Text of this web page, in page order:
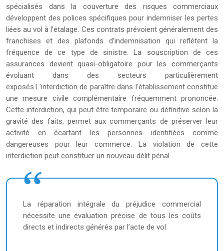
spécialisés dans la couverture des risques commerciaux
développent des polices spécifiques pour indemniser les pertes
liées au vol à l’étalage. Ces contrats prévoient généralement des
franchises et des plafonds d’indemnisation qui reflètent la
fréquence de ce type de sinistre. La souscription de ces
assurances devient quasi-obligatoire pour les commerçants
évoluant dans des secteurs particulièrement
exposés.L’interdiction de paraître dans l’établissement constitue
une mesure civile complémentaire fréquemment prononcée.
Cette interdiction, qui peut être temporaire ou définitive selon la
gravité des faits, permet aux commerçants de préserver leur
activité en écartant les personnes identifiées comme
dangereuses pour leur commerce. La violation de cette
interdiction peut constituer un nouveau délit pénal.
La réparation intégrale du préjudice commercial
nécessite une évaluation précise de tous les coûts
directs et indirects générés par l’acte de vol.